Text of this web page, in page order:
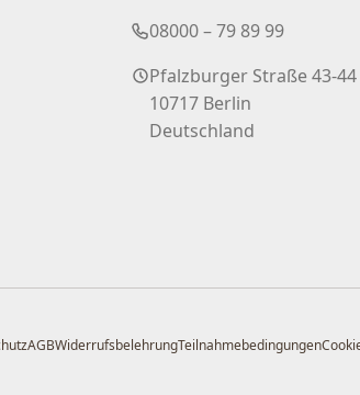
08000 – 79 89 99
Pfalzburger Straße 43-44
10717 Berlin
Deutschland
AGBWiderrufsbelehrungTeilnahmebedingungen